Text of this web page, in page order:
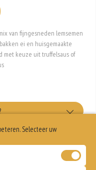
van fijngesneden lemsemen
ei en huisgemaakte
met keuze uit truffelsaus of
+€0.25
Selecteer uw